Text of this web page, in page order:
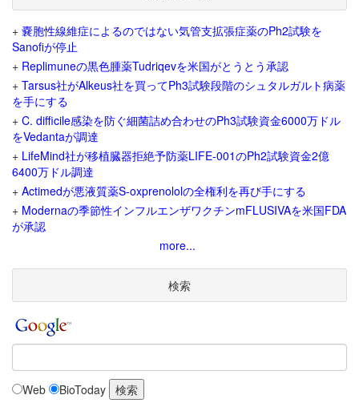
+ 嚢胞性線維症によるのではない気管支拡張症薬のPh2試験を
Sanofiが停止
+ Replimuneの黒色腫薬Tudriqevを米国がとうとう承認
+ Tarsus社がAlkeus社を買ってPh3試験段階のシュタルガルト病薬
を手にする
+ C. difficile感染を防ぐ細菌詰め合わせのPh3試験資金6000万ドル
をVedantaが調達
+ LifeMind社が移植臓器拒絶予防薬LIFE-001のPh2試験資金2億
6400万ドル調達
+ Actimedが悪液質薬S-oxprenololの全権利を再び手にする
+ Modernaの季節性インフルエンザワクチンmFLUSIVAを米国FDA
が承認
more...
検索
Web BioToday